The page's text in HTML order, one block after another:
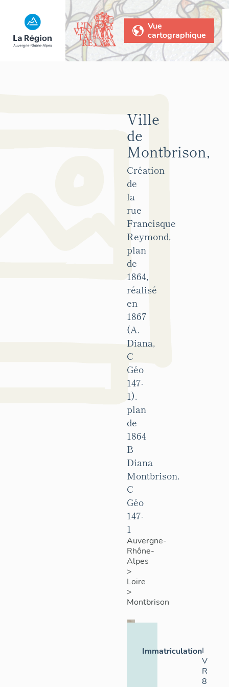
Vue
cartographique
Ville
de
Montbrison,
Création
de
la
rue
Francisque
Reymond,
plan
de
1864,
réalisé
en
1867
(A.
Diana,
C
Géo
147-
1).
plan
de
1864
B
Diana
Montbrison.
C
Géo
147-
1
Auvergne-
Rhône-
Alpes
>
Loire
>
Montbrison
ImmatriculationI
V
R
8